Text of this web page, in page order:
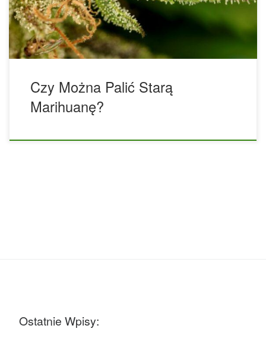
zdrapywać żywicę z każdej miski i bonga w zasięgu wzroku,
podczas gdy inni przeszukiwali wszystkie meble […]
Czy Można Palić Starą
Marihuanę?
Ostatnie Wpisy: